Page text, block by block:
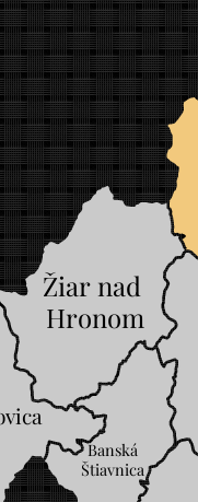
Žiar nad
Hronom
Banská
Štiavnica